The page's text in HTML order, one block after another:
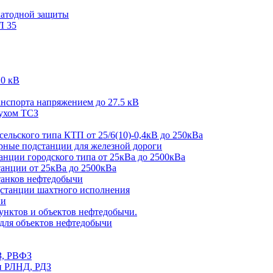
защиты
35
кВ
напряжением до 27.5 кВ
ТСЗ
типа КТП от 25/6(10)-0,4кВ до 250кВа
подстанции для железной дороги
городского типа от 25кВа до 2500кВа
от 25кВа до 2500кВа
нефтедобычи
шахтного исполнения
и объектов нефтедобычи.
объектов нефтедобычи
РВФЗ
РЛНД, РДЗ